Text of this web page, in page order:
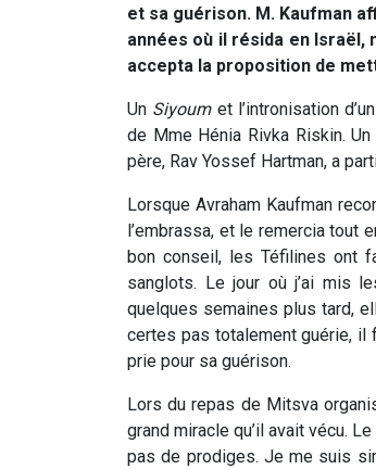
et sa guérison. M. Kaufman
années où il résida en Israël,
accepta la proposition de
Un Siyoumet l’intronisation
de Mme Hénia Rivka Riskin. Un
père, Rav Yossef Hartman, a
Lorsque Avraham Kaufman
l’embrassa, et le remercia tout
bon conseil, les Téfilines ont
sanglots. Le jour où j’ai mis
quelques semaines plus tard,
certes pas totalement guérie, il
prie pour sa guérison.
Lors du repas de Mitsva
grand miracle qu’il avait vécu.
pas de prodiges. Je me suis